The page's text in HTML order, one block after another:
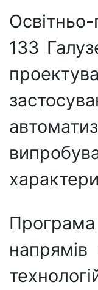
133
Програма
напрямів